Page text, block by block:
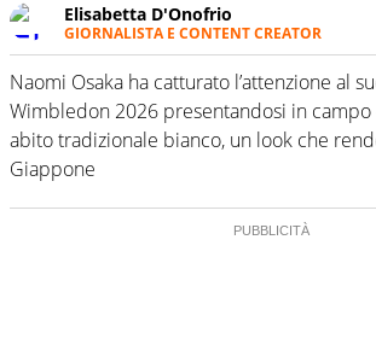
Elisabetta D'Onofrio
GIORNALISTA E CONTENT CREATOR
Giornalista professionista dal 2007,
personale e necessità: soprattutto di
suoi protagonisti, concedendosi
nell'ambito della creazione di format.
destra, oggi si sente a suo agio nel
una classifica riservata dei migliori 5
Naomi Osaka ha catturato l’attenzione al
Wimbledon 2026 presentandosi in
abito tradizionale bianco, un look che
Giappone